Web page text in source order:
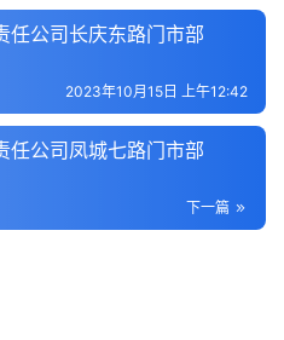
任公司长庆东路门市部
2023年10月15日 上午12:42
任公司凤城七路门市部
下一篇